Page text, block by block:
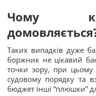
Чому
Таких випадків дуже
боржник не цікавий
точки зору, при цьому
судовому порядку та
бюджет інші “плюшки”